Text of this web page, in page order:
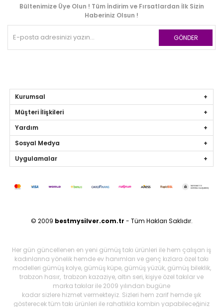
Bültenimize Üye Olun ! Tüm İndirim ve Fırsatlardan İlk Sizin
Haberiniz Olsun !
GÖNDER
Kurumsal
Müşteri İlişkileri
Yardım
Sosyal Medya
Uygulamalar
© 2009 bestmysilver.com.tr - Tüm Hakları Saklıdır.
Her gün güncellenen en yeni gümüş takı ürünleri ile hem çalışan iş
kadınlarına yönelik hemde ev hanımları ve genç kızlara özel takı
modelleri gümüş kolye, gümüş küpe, gümüş yüzük, gümüş bileklik,
trabzon hasır, trabzon kazaziye, altın seri, kişiye özel takılar ve
marka takılar ile 2009 yılından bugüne
kadar sizlere hizmet vermekteyiz. Sizleri hem zarif hemde şık
gösterecek tüm takı ürünleri ile rahatlıkla kombin yapabileceğiniz